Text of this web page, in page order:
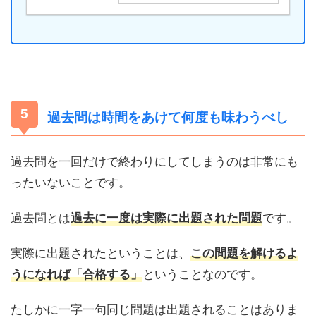
過去問は時間をあけて何度も味わうべし
過去問を一回だけで終わりにしてしまうのは非常にも
ったいないことです。
過去問とは過去に一度は実際に出題された問題です。
実際に出題されたということは、 この問題を解けるよ
うになれば「合格する」ということなのです。
たしかに一字一句同じ問題は出題されることはありま